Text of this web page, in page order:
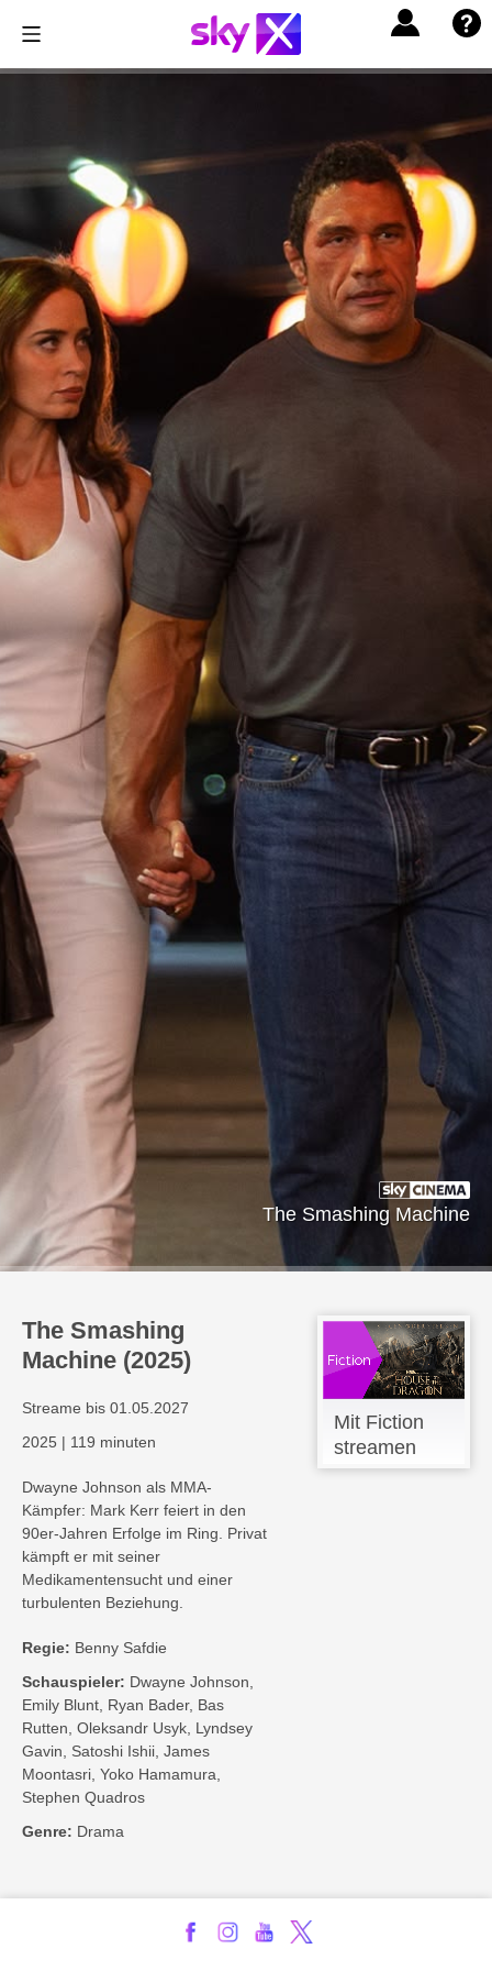
The Smashing Machine
The Smashing
Machine (2025)
Streame bis 01.05.2027
2025 | 119 minuten
Dwayne Johnson als MMA-
Kämpfer: Mark Kerr feiert in den
90er-Jahren Erfolge im Ring. Privat
kämpft er mit seiner
Medikamentensucht und einer
turbulenten Beziehung.
Regie: Benny Safdie
Schauspieler: Dwayne Johnson,
Emily Blunt, Ryan Bader, Bas
Rutten, Oleksandr Usyk, Lyndsey
Gavin, Satoshi Ishii, James
Moontasri, Yoko Hamamura,
Stephen Quadros
Genre: Drama
Mit Fiction
streamen